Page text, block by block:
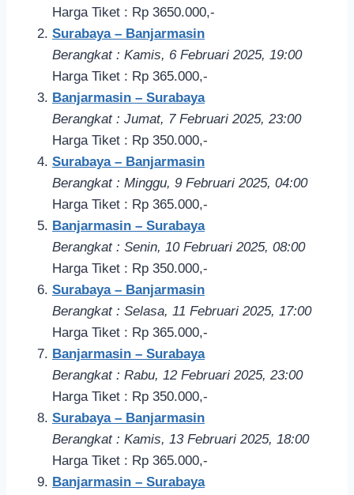
Harga Tiket : Rp 3650.000,-
Surabaya – Banjarmasin
Berangkat : Kamis, 6 Februari 2025, 19:00
Harga Tiket : Rp 365.000,-
Banjarmasin – Surabaya
Berangkat : Jumat, 7 Februari 2025, 23:00
Harga Tiket : Rp 350.000,-
Surabaya – Banjarmasin
Berangkat : Minggu, 9 Februari 2025, 04:00
Harga Tiket : Rp 365.000,-
Banjarmasin – Surabaya
Berangkat : Senin, 10 Februari 2025, 08:00
Harga Tiket : Rp 350.000,-
Surabaya – Banjarmasin
Berangkat : Selasa, 11 Februari 2025, 17:00
Harga Tiket : Rp 365.000,-
Banjarmasin – Surabaya
Berangkat : Rabu, 12 Februari 2025, 23:00
Harga Tiket : Rp 350.000,-
Surabaya – Banjarmasin
Berangkat : Kamis, 13 Februari 2025, 18:00
Harga Tiket : Rp 365.000,-
Banjarmasin – Surabaya